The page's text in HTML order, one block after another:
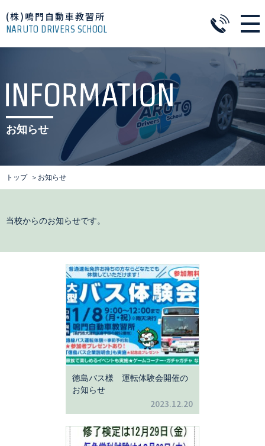
(株)鳴門自動車教習所
NARUTO DRIVERS SCHOOL
お知らせ
トップ お知らせ
当校からのお知らせです。
徳島バス様 運転体験会開催の
お知らせ
2023.12.20